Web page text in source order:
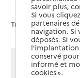
Trier par :
Afficher les
Mode liste
savoir plus,
Si vous
partenaires
navigation. Si
déposés. Si
conservé
informé et
cookies ».